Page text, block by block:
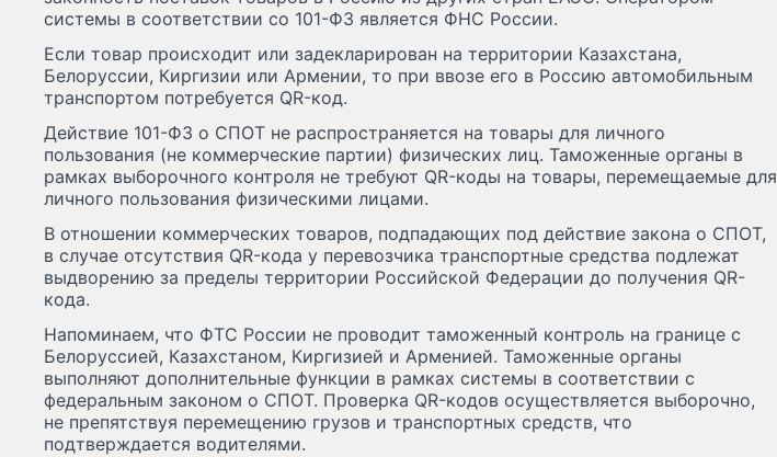
системы в соответствии со 101-ФЗ является ФНС России.
Если товар происходит или задекларирован на территории Казахстана,
Белоруссии, Киргизии или Армении, то при ввозе его в Россию автомобильным
транспортом потребуется QR-код.
Действие 101-ФЗ о СПОТ не распространяется на товары для личного
пользования (не коммерческие партии) физических лиц. Таможенные органы в
рамках выборочного контроля не требуют QR-коды на товары, перемещаемые для
личного пользования физическими лицами.
В отношении коммерческих товаров, подпадающих под действие закона о СПОТ,
в случае отсутствия QR-кода у перевозчика транспортные средства подлежат
выдворению за пределы территории Российской Федерации до получения QR-
кода.
Напоминаем, что ФТС России не проводит таможенный контроль на границе с
Белоруссией, Казахстаном, Киргизией и Арменией. Таможенные органы
выполняют дополнительные функции в рамках системы в соответствии с
федеральным законом о СПОТ. Проверка QR-кодов осуществляется выборочно,
не препятствуя перемещению грузов и транспортных средств, что
подтверждается водителями.